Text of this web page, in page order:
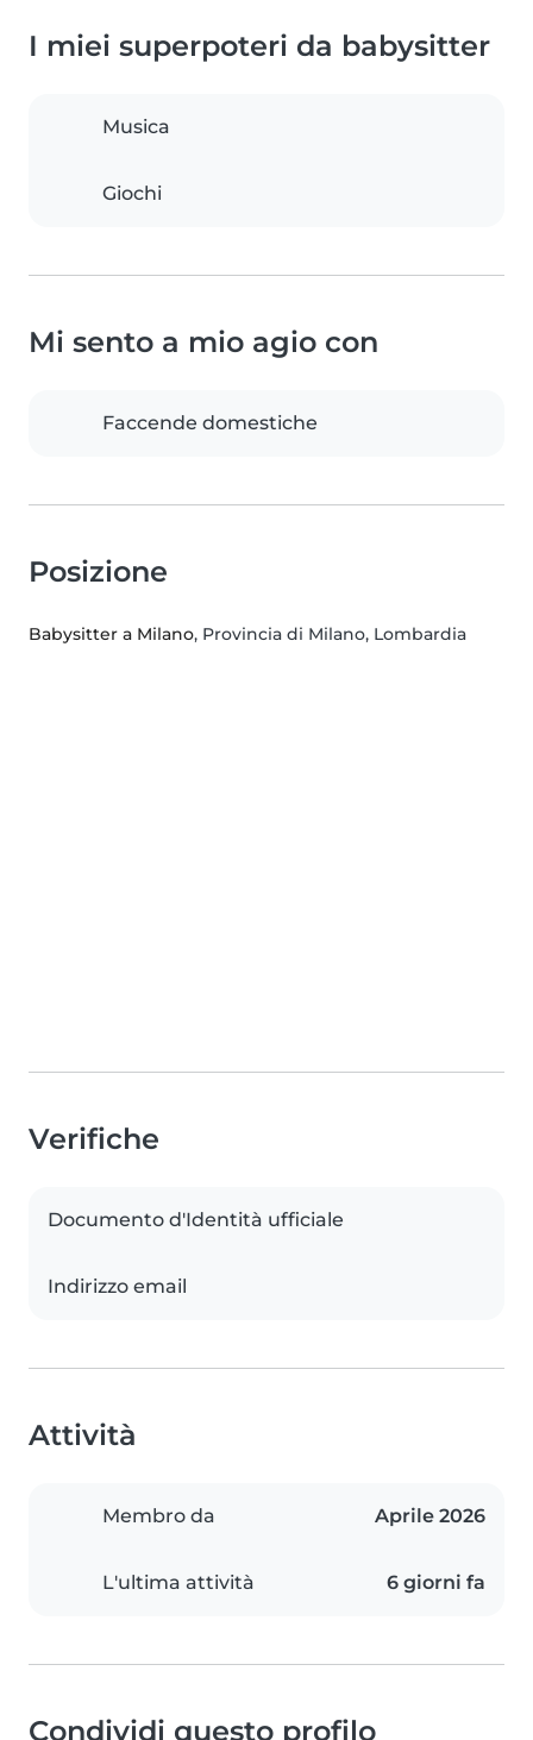
I miei superpoteri da babysitter
Musica
Giochi
Mi sento a mio agio con
Faccende domestiche
Posizione
Babysitter a Milano, Provincia di Milano, Lombardia
Verifiche
Documento d'Identità ufficiale
Indirizzo email
Attività
Membro da Aprile 2026
L'ultima attività 6 giorni fa
Condividi questo profilo